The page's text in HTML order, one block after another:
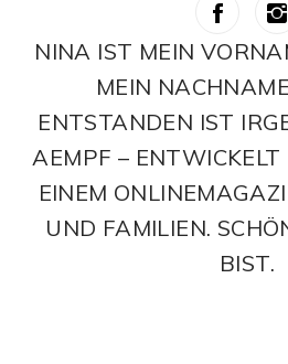
NINA IST MEIN
MEIN
ENTSTANDEN IST
AEMPF – ENTWICKELT
EINEM
UND FAMILIEN.
BIST.